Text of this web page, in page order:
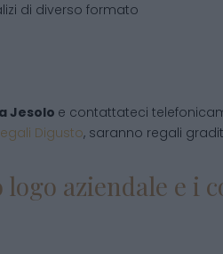
di diverso formato
a Jesolo e contattateci
Digusto, saranno regali
aziendale e i